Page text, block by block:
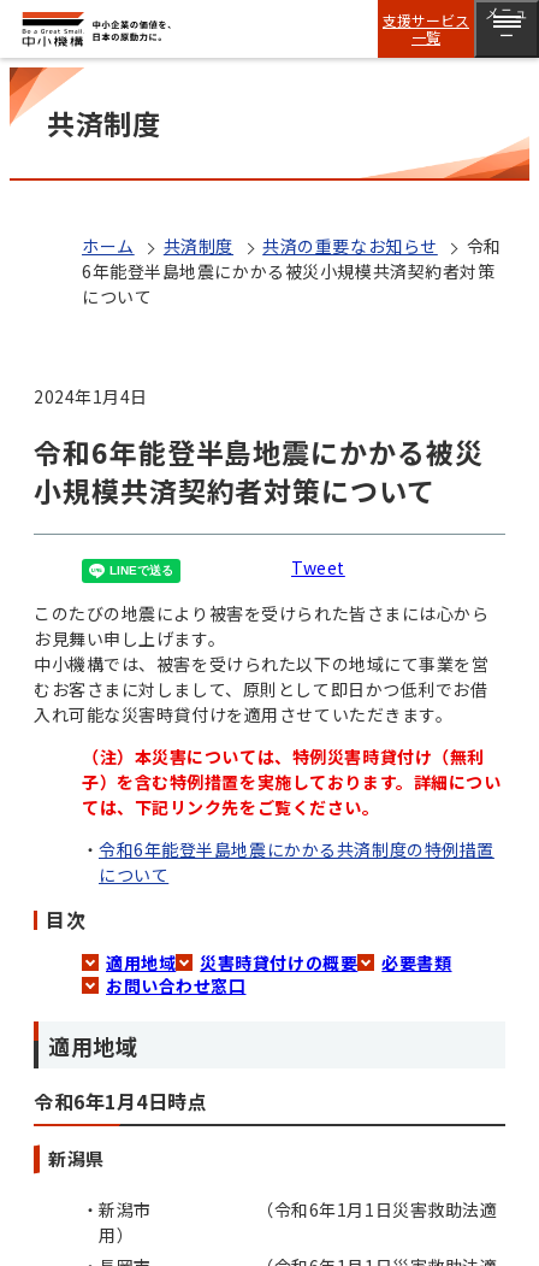
支援サービス
一覧
メニュ
ー
共済制度
ホーム 共済制度 共済の重要なお知らせ
令和
6年能登半島地震にかかる被災小規模共済契約者対策
について
2024年1月4日
令和6年能登半島地震にかかる被災
小規模共済契約者対策について
Tweet
このたびの地震により被害を受けられた皆さまには心から
お見舞い申し上げます。
中小機構では、被害を受けられた以下の地域にて事業を営
むお客さまに対しまして、原則として即日かつ低利でお借
入れ可能な災害時貸付けを適用させていただきます。
（注）本災害については、特例災害時貸付け（無利
子）を含む特例措置を実施しております。詳細につい
ては、下記リンク先をご覧ください。
令和6年能登半島地震にかかる共済制度の特例措置
について
目次
適用地域 災害時貸付けの概要
必要書類
お問い合わせ窓口
適用地域
令和6年1月4日時点
新潟県
新潟市 （令和6年1⽉1⽇災害救助法適
⽤）